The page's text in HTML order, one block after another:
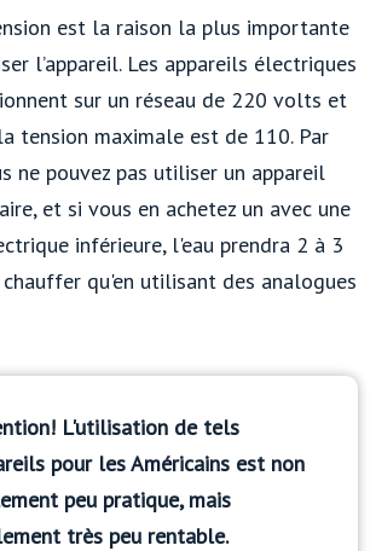
est la raison la plus importante
l’appareil. Les appareils électriques
sur un réseau de 220 volts et
tension maximale est de 110. Par
ne pouvez pas utiliser un appareil
et si vous en achetez un avec une
inférieure, l'eau prendra 2 à 3
qu'en utilisant des analogues
L'utilisation de tels
pour les Américains est non
peu pratique, mais
très peu rentable.